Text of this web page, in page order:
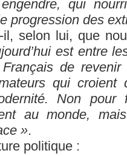
qui
progression des
il, selon lui, que
est entre
de
qui
Non
au monde,
».
politique :